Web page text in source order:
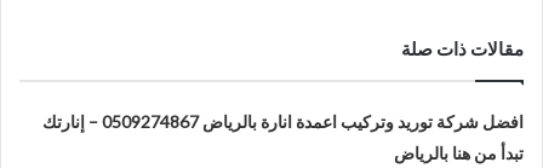
مقالات ذات صلة
افضل شركة توريد وتركيب اعمدة انارة بالرياض 0509274867 – إنارتك
تبدأ من هنا بالرياض